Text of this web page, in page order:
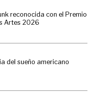
reconocida con el Premio
Artes 2026
del sueño americano